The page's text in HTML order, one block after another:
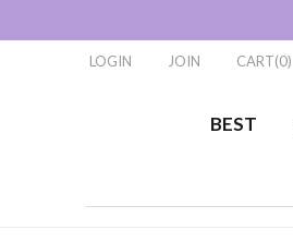
LOGIN JOIN CART(0)
BEST